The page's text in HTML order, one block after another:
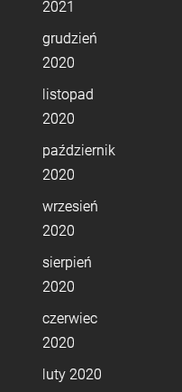
2021
grudzień
2020
listopad
2020
październik
2020
wrzesień
2020
sierpień
2020
czerwiec
2020
luty 2020